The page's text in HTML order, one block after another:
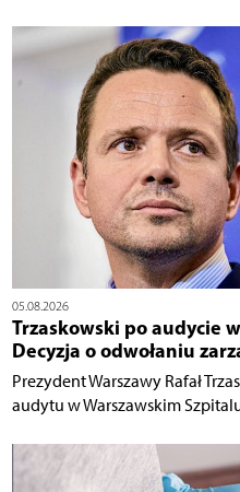
05.08.2026
Trzaskowski po audycie
Decyzja o odwołaniu
Prezydent Warszawy Rafał
audytu w Warszawskim